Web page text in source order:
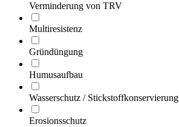
Verminderung von TRV
Multiresistenz
Gründüngung
Humusaufbau
Wasserschutz / Stickstoffkonservierung
Erosionsschutz